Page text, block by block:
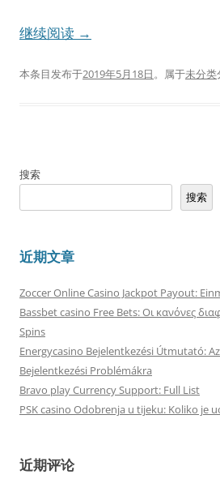
继续阅读 →
本条目发布于2019年5月18日。属于未分类
搜索
搜索
近期文章
Zoccer Online Casino Jackpot Payout:
Bassbet casino Free Bets: Οι κανόνες
Spins
Energycasino Bejelentkezési Útmutató:
Bejelentkezési Problémákra
Bravo play Currency Support: Full List
PSK casino Odobrenja u tijeku: Koliko je
近期评论